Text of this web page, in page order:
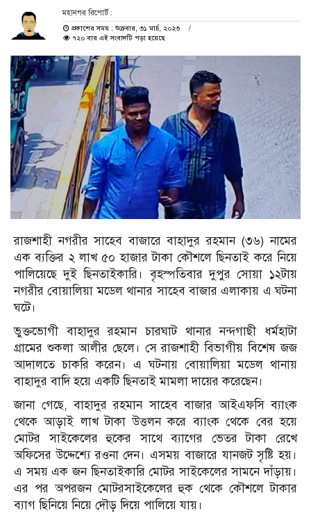
মহানগর রিপোর্ট :
প্রকাশের সময় : শুক্রবার, ৩১ মার্চ, ২০২৩
৭২০ বার এই সংবাদটি পড়া হয়েছে
রাজশাহী নগরীর সাহেব বাজারে বাহাদুর রহমান (৩৬) নামের
এক ব্যক্তির ২ লাখ ৫০ হাজার টাকা কৌশলে ছিনতাই করে নিয়ে
পালিয়েছে দুই ছিনতাইকারি। বৃহস্পতিবার দুপুর সোয়া ১২টায়
নগরীর বোয়ালিয়া মডেল থানার সাহেব বাজার এলাকায় এ ঘটনা
ঘটে।
ভুক্তভোগী বাহাদুর রহমান চারঘাট থানার নন্দগাছী ধর্মহাটা
গ্রামের শুকলা আলীর ছেলে। সে রাজশাহী বিভাগীয় বিশেষ জজ
আদালতে চাকরি করেন। এ ঘটনায় বোয়ালিয়া মডেল থানায়
বাহাদুর বাদি হয়ে একটি ছিনতাই মামলা দায়ের করেছেন।
জানা গেছে, বাহাদুর রহমান সাহেব বাজার আইএফসি ব্যাংক
থেকে আড়াই লাখ টাকা উত্তলন করে ব্যাংক থেকে বের হয়ে
মোটর সাইকেলের হুকের সাথে ব্যাগের ভেতর টাকা রেখে
অফিসের উদ্দেশ্যে রওনা দেন। এসময় বাজারে যানজট সৃষ্টি হয়।
এ সময় এক জন ছিনতাইকারি মোটর সাইকেলের সামনে দাঁড়ায়।
এর পর অপরজন মোটরসাইকেলের হুক থেকে কৌশলে টাকার
ব্যাগ ছিনিয়ে নিয়ে দৌড় দিয়ে পালিয়ে যায়।